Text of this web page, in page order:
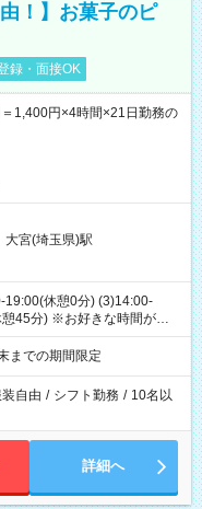
！】お菓子のピ
録・面接OK
1,400円×4時間×21日勤務の
大宮(埼玉県)駅
休憩0分) (3)14:00-
45分) ※お好きな時間が選べ
までの期間限定
装自由 / シフト勤務 / 10名以
詳細へ